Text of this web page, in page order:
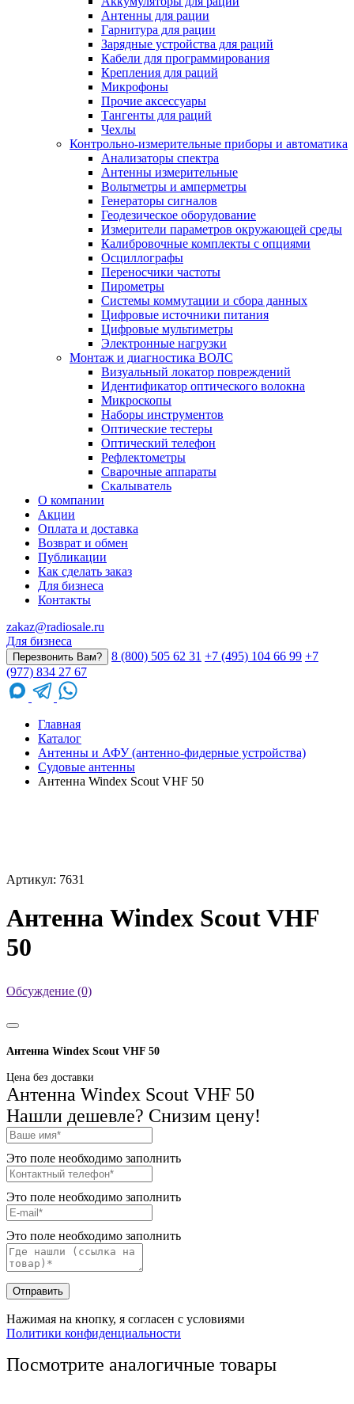
Антенны для рации
Гарнитура для рации
Зарядные устройства для раций
Кабели для программирования
Крепления для раций
Микрофоны
Прочие аксессуары
Тангенты для раций
Чехлы
Контрольно-измерительные приборы и автоматика
Анализаторы спектра
Антенны измерительные
Вольтметры и амперметры
Генераторы сигналов
Геодезическое оборудование
Измерители параметров окружающей среды
Калибровочные комплекты с опциями
Осциллографы
Переносчики частоты
Пирометры
Системы коммутации и сбора данных
Цифровые источники питания
Цифровые мультиметры
Электронные нагрузки
Монтаж и диагностика ВОЛС
Визуальный локатор повреждений
Идентификатор оптического волокна
Микроскопы
Наборы инструментов
Оптические тестеры
Оптический телефон
Рефлектометры
Сварочные аппараты
Скалыватель
О компании
Акции
Оплата и доставка
Возврат и обмен
Публикации
Как сделать заказ
Для бизнеса
Контакты
zakaz@radiosale.ru
Для бизнеса
Перезвонить Вам? 8 (800) 505 62 31 +7 (495) 104 66 99 +7
(977) 834 27 67
Главная
Каталог
Антенны и АФУ (антенно-фидерные устройства)
Судовые антенны
Антенна Windex Scout VHF 50
Артикул: 7631
Антенна Windex Scout VHF
50
Обсуждение (0)
Антенна Windex Scout VHF 50
Цена без доставки
Антенна Windex Scout VHF 50
Нашли дешевле? Снизим цену!
Это поле необходимо заполнить
Это поле необходимо заполнить
Это поле необходимо заполнить
Отправить
Нажимая на кнопку, я согласен с условиями
Политики конфиденциальности
Посмотрите аналогичные товары